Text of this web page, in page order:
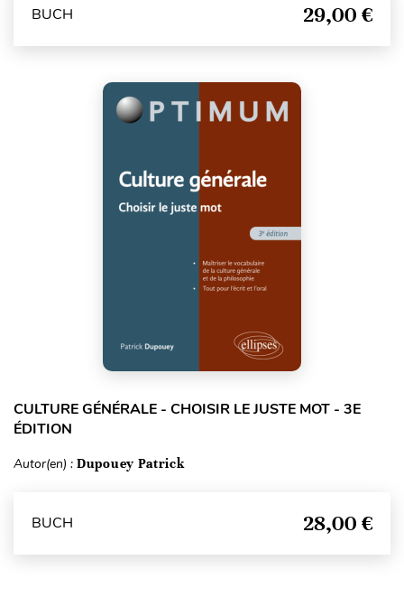
BUCH 29,00 €
CULTURE GÉNÉRALE - CHOISIR LE JUSTE MOT - 3E
ÉDITION
Autor(en) : Dupouey Patrick
BUCH 28,00 €